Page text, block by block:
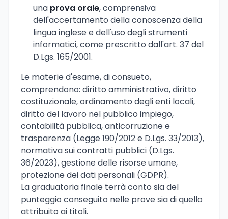
una prova orale, comprensiva
dell'accertamento della conoscenza della
lingua inglese e dell'uso degli strumenti
informatici, come prescritto dall'art. 37 del
D.Lgs. 165/2001.
Le materie d'esame, di consueto,
comprendono: diritto amministrativo, diritto
costituzionale, ordinamento degli enti locali,
diritto del lavoro nel pubblico impiego,
contabilità pubblica, anticorruzione e
trasparenza (Legge 190/2012 e D.Lgs. 33/2013),
normativa sui contratti pubblici (D.Lgs.
36/2023), gestione delle risorse umane,
protezione dei dati personali (GDPR).
La graduatoria finale terrà conto sia del
punteggio conseguito nelle prove sia di quello
attribuito ai titoli.